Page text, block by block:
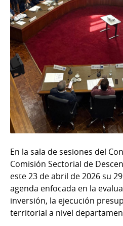
En la sala de sesiones del
Comisión Sectorial de
este 23 de abril de 2026 su
agenda enfocada en la
inversión, la ejecución
territorial a nivel